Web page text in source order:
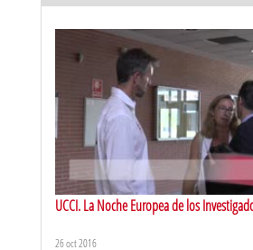
UCCI. La Noche Europea de los
26 oct 2016